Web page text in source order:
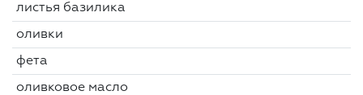
листья базилика
оливки
фета
оливковое масло